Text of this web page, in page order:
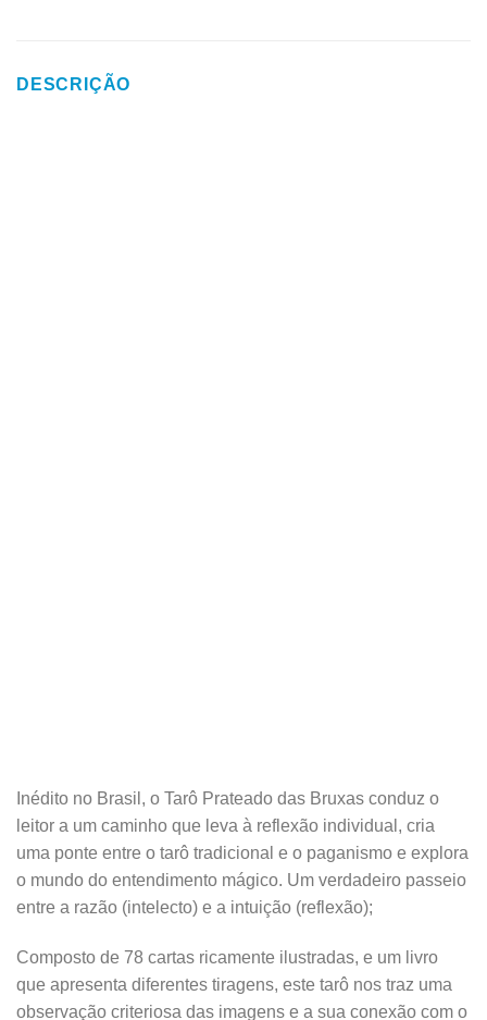
DESCRIÇÃO
Inédito no Brasil, o Tarô Prateado das Bruxas conduz o
leitor a um caminho que leva à reflexão individual, cria
uma ponte entre o tarô tradicional e o paganismo e explora
o mundo do entendimento mágico. Um verdadeiro passeio
entre a razão (intelecto) e a intuição (reflexão);
Composto de 78 cartas ricamente ilustradas, e um livro
que apresenta diferentes tiragens, este tarô nos traz uma
observação criteriosa das imagens e a sua conexão com o